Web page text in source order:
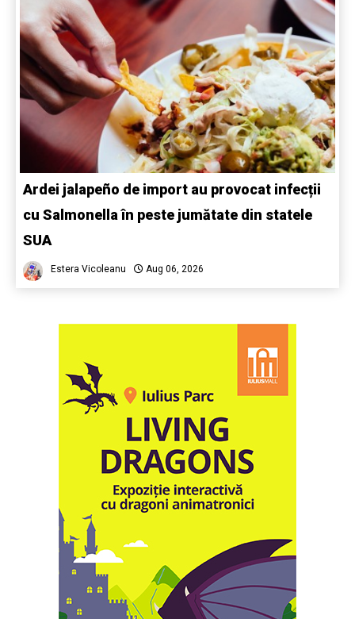
Ardei jalapeño de import au provocat infecții
cu Salmonella în peste jumătate din statele
SUA
Estera Vicoleanu Aug 06, 2026